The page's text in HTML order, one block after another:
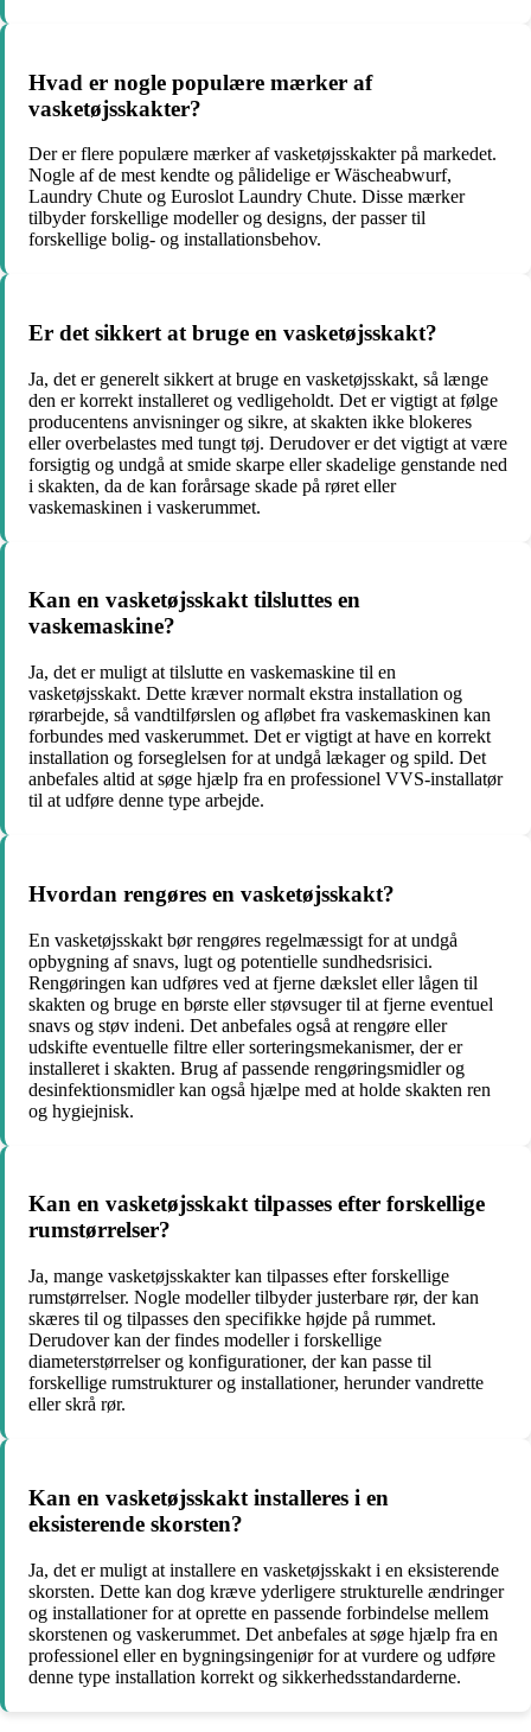
Hvad er nogle populære mærker af
vasketøjsskakter?
Der er flere populære mærker af vasketøjsskakter på markedet.
Nogle af de mest kendte og pålidelige er Wäscheabwurf,
Laundry Chute og Euroslot Laundry Chute. Disse mærker
tilbyder forskellige modeller og designs, der passer til
forskellige bolig- og installationsbehov.
Er det sikkert at bruge en vasketøjsskakt?
Ja, det er generelt sikkert at bruge en vasketøjsskakt, så længe
den er korrekt installeret og vedligeholdt. Det er vigtigt at følge
producentens anvisninger og sikre, at skakten ikke blokeres
eller overbelastes med tungt tøj. Derudover er det vigtigt at være
forsigtig og undgå at smide skarpe eller skadelige genstande ned
i skakten, da de kan forårsage skade på røret eller
vaskemaskinen i vaskerummet.
Kan en vasketøjsskakt tilsluttes en
vaskemaskine?
Ja, det er muligt at tilslutte en vaskemaskine til en
vasketøjsskakt. Dette kræver normalt ekstra installation og
rørarbejde, så vandtilførslen og afløbet fra vaskemaskinen kan
forbundes med vaskerummet. Det er vigtigt at have en korrekt
installation og forseglelsen for at undgå lækager og spild. Det
anbefales altid at søge hjælp fra en professionel VVS-installatør
til at udføre denne type arbejde.
Hvordan rengøres en vasketøjsskakt?
En vasketøjsskakt bør rengøres regelmæssigt for at undgå
opbygning af snavs, lugt og potentielle sundhedsrisici.
Rengøringen kan udføres ved at fjerne dækslet eller lågen til
skakten og bruge en børste eller støvsuger til at fjerne eventuel
snavs og støv indeni. Det anbefales også at rengøre eller
udskifte eventuelle filtre eller sorteringsmekanismer, der er
installeret i skakten. Brug af passende rengøringsmidler og
desinfektionsmidler kan også hjælpe med at holde skakten ren
og hygiejnisk.
Kan en vasketøjsskakt tilpasses efter forskellige
rumstørrelser?
Ja, mange vasketøjsskakter kan tilpasses efter forskellige
rumstørrelser. Nogle modeller tilbyder justerbare rør, der kan
skæres til og tilpasses den specifikke højde på rummet.
Derudover kan der findes modeller i forskellige
diameterstørrelser og konfigurationer, der kan passe til
forskellige rumstrukturer og installationer, herunder vandrette
eller skrå rør.
Kan en vasketøjsskakt installeres i en
eksisterende skorsten?
Ja, det er muligt at installere en vasketøjsskakt i en eksisterende
skorsten. Dette kan dog kræve yderligere strukturelle ændringer
og installationer for at oprette en passende forbindelse mellem
skorstenen og vaskerummet. Det anbefales at søge hjælp fra en
professionel eller en bygningsingeniør for at vurdere og udføre
denne type installation korrekt og sikkerhedsstandarderne.